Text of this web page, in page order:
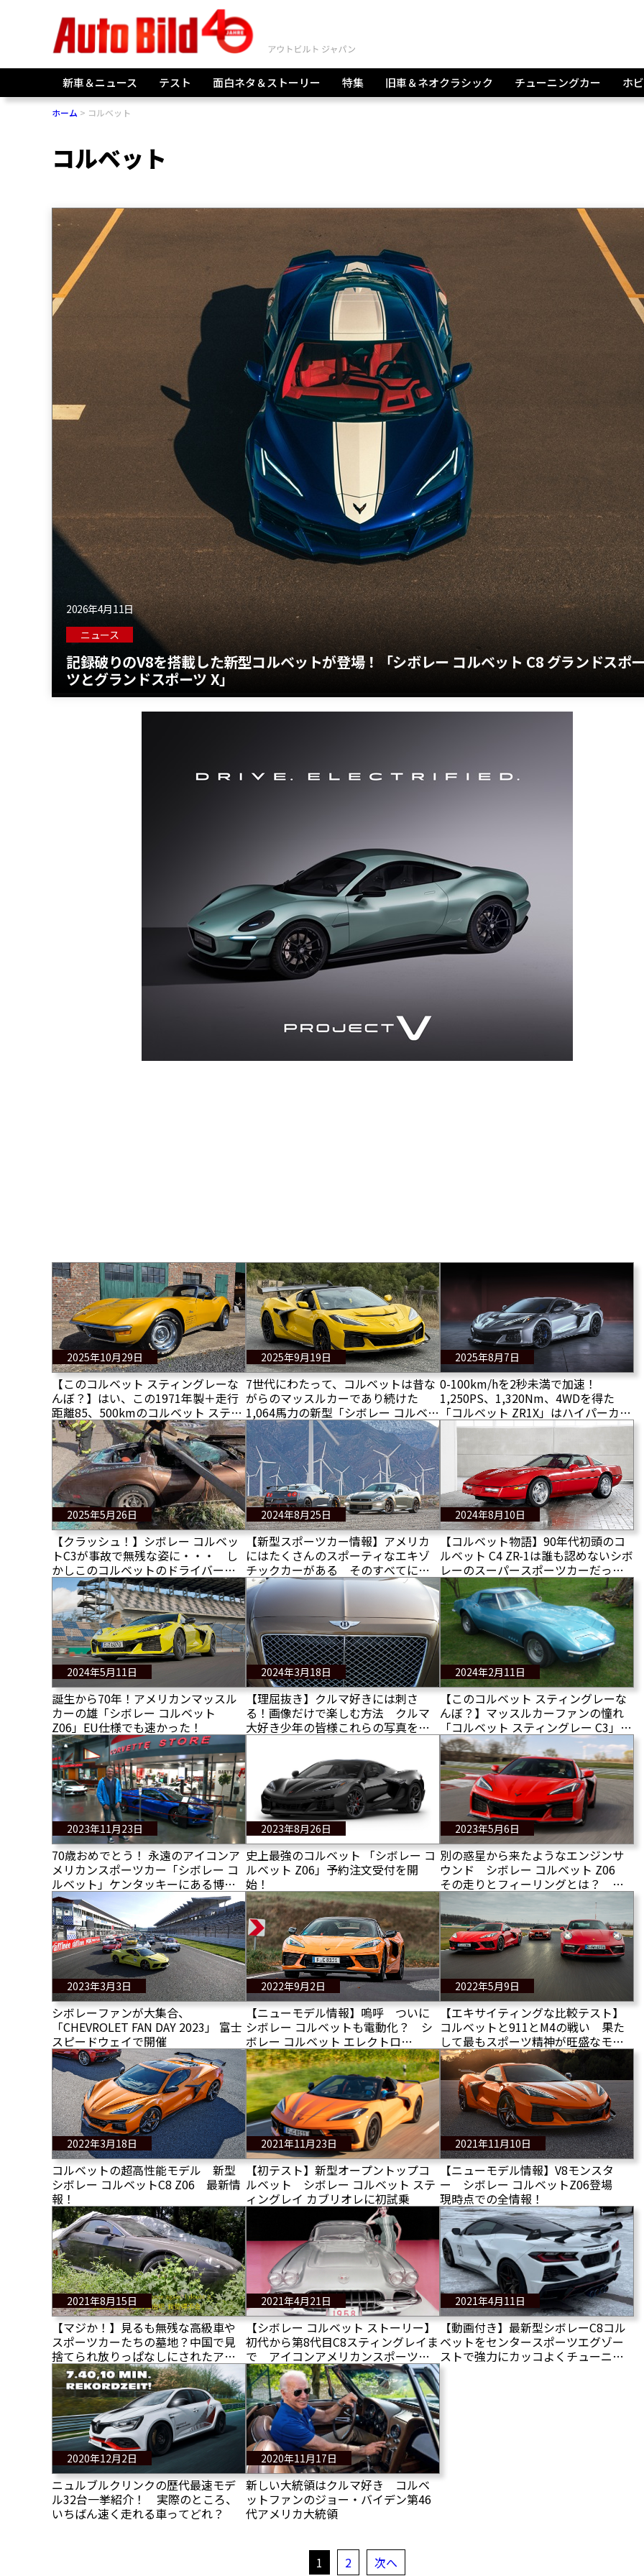
新車＆ニュース テスト 面白ネタ＆ストーリー 特集 旧車＆ネオクラシック チューニングカー ホ
ホーム コルベット
コルベット
2026年4月11日
ニュース
記録破りのV8を搭載した新型コルベットが登場！「シボレー コルベット C8 グランドスポ
ツとグランドスポーツ X」
2025年10月29日
【このコルベット スティングレーな
んぼ？】はい、この1971年製＋走行
距離85、500kmのコルベット スティ
ングレーはいくらでしょうか？
2025年9月19日
7世代にわたって、コルベットは昔な
がらのマッスルカーであり続けた
1,064馬力の新型「シボレー コルベッ
トZR1」に初試乗！
2025年8月7日
0-100km/hを2秒未満で加速！
1,250PS、1,320Nm、4WDを得た
「コルベット ZR1X」はハイパーカー
の脅威となる！
2025年5月26日
【クラッシュ！】シボレー コルベッ
トC3が事故で無残な姿に・・・ し
かしこのコルベットのドライバーは
奇跡的に生き延びた！
2024年8月25日
【新型スポーツカー情報】アメリカ
にはたくさんのスポーティなエキゾ
チックカーがある そのすべてに乗
りたい！
2024年8月10日
【コルベット物語】90年代初頭のコ
ルベット C4 ZR-1は誰も認めないシボ
レーのスーパースポーツカーだっ
た？
2024年5月11日
誕生から70年！アメリカンマッスル
カーの雄「シボレー コルベット
Z06」EU仕様でも速かった！
2024年3月18日
【理屈抜き】クルマ好きには刺さ
る！画像だけで楽しむ方法 クルマ
大好き少年の皆様これらの写真を理
2024年2月11日
【このコルベット スティングレーな
んぼ？】マッスルカーファンの憧れ
「コルベット スティングレー C3」ス
ペシャルモデル販売中！
2023年11月23日
70歳おめでとう！ 永遠のアイコンア
メリカンスポーツカー「シボレー コ
ルベット」ケンタッキーにある博物
館を訪問
2023年8月26日
史上最強のコルベット 「シボレー コ
ルベット Z06」予約注文受付を開
始！
2023年5月6日
別の惑星から来たようなエンジンサ
ウンド シボレー コルベット Z06
その走りとフィーリングとは？ ド
ライビングインプレッション！
2023年3月3日
シボレーファンが大集合、
「CHEVROLET FAN DAY 2023」 富士
スピードウェイで開催
2022年9月2日
【ニューモデル情報】嗚呼 ついに
シボレー コルベットも電動化？ シ
ボレー コルベット エレクトロ
（2025）に関する第1報！
2022年5月9日
【エキサイティングな比較テスト】
コルベットと911とM4の戦い 果た
して最もスポーツ精神が旺盛なモデ
ルは？
2022年3月18日
コルベットの超高性能モデル 新型
シボレー コルベットC8 Z06 最新情
報！
2021年11月23日
【初テスト】新型オープントップコ
ルベット シボレー コルベット ステ
ィングレイ カブリオレに初試乗
2021年11月10日
【ニューモデル情報】V8モンスタ
ー シボレー コルベットZ06登場
現時点での全情報！
2021年8月15日
【マジか！】見るも無残な高級車や
スポーツカーたちの墓地？中国で見
捨てられ放りっぱなしにされたアス
トン、ベントレー、そしてポルシェ
も・・・
2021年4月21日
【シボレー コルベット ストーリー】
初代から第8代目C8スティングレイま
で アイコンアメリカンスポーツカ
ーの歴史を写真とともに辿る
2021年4月11日
【動画付き】最新型シボレーC8コル
ベットをセンタースポーツエグゾー
ストで強力にカッコよくチューニン
グ
2020年12月2日
ニュルブルクリンクの歴代最速モデ
ル32台一挙紹介！ 実際のところ、
いちばん速く走れる車ってどれ？
2020年11月17日
新しい大統領はクルマ好き コルベ
ットファンのジョー・バイデン第46
代アメリカ大統領
1 2 次へ